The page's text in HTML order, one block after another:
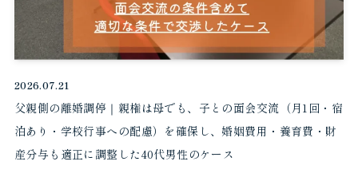
父親側の離婚調停｜親権は母でも、子との面会交流（月1回・宿
泊あり・学校行事への配慮）を確保し、婚姻費用・養育費・財
産分与も適正に調整した40代男性のケース
2026.07.21